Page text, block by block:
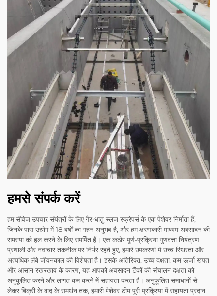
हमसे संपर्क करें
हम सीवेज उपचार संयंत्रों के लिए गैर-धातु स्लज स्क्रेपर्स के एक पेशेवर निर्माता हैं,
जिनके पास उद्योग में 18 वर्षों का गहन अनुभव है, और हम क्षरणकारी माध्यम अवसादन की
समस्या को हल करने के लिए समर्पित हैं। एक कठोर पूर्ण-प्रक्रिया गुणवत्ता नियंत्रण
प्रणाली और नवाचार तकनीक पर निर्भर रहते हुए, हमारे उपकरणों में उच्च स्थिरता और
अत्यधिक लंबे जीवनकाल की विशेषता है। इसके अतिरिक्त, उच्च दक्षता, कम ऊर्जा खपत
और आसान रखरखाव के कारण, यह आपको अवसादन टैंकों की संचालन दक्षता को
अनुकूलित करने और लागत कम करने में सहायता करता है। अनुकूलित समाधानों से
लेकर बिक्री के बाद के समर्थन तक, हमारी पेशेवर टीम पूरी प्रक्रिया में सहायता प्रदान